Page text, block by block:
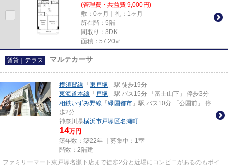
(管理費・共益費 9,000円)
敷：0ヶ月｜礼：1ヶ月
所在階：5階
間取り：3DK
面積：57.20㎡
賃貸｜テラス マルテカーサ
横須賀線 「 東戸塚 」駅 徒歩19分
東海道本線 「 戸塚 」駅 バス15分 「富士山下」 停歩3分
相鉄いずみ野線 「 緑園都市 」駅 バス10分 「公園前」 停
歩2分
神奈川県横浜市戸塚区名瀬町
14万円
築年数：築22年 ｜募集中： 1室
階数：2階建
ファミリーマート東戸塚名瀬下店まで徒歩2分と近場にコンビニがあるのもポイ